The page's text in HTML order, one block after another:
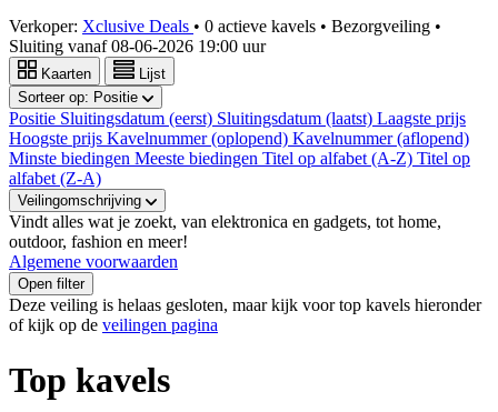
Verkoper: Xclusive Deals • 0 actieve kavels • Bezorgveiling •
Sluiting vanaf08-06-2026 19:00 uur
Kaarten
Lijst
Sorteer op: Positie
Positie Sluitingsdatum (eerst) Sluitingsdatum (laatst) Laagste prijs
Hoogste prijs Kavelnummer (oplopend) Kavelnummer (aflopend)
Minste biedingen Meeste biedingen Titel op alfabet (A-Z) Titel op
alfabet (Z-A)
Veilingomschrijving
Vindt alles wat je zoekt, van elektronica en gadgets, tot home,
outdoor, fashion en meer!
Algemene voorwaarden
Open filter
Deze veiling is helaas gesloten, maar kijk voor top kavels hieronder
of kijk op de veilingen pagina
Top kavels